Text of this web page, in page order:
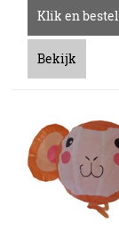
Klik en bestel
Bekijk